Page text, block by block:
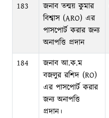
183
জনাব তন্ময় কুমার
বিশ্বাস (ARO) এর
পাসপোর্ট করার জন্য
অনাপত্তি প্রদান
184
জনাব আ.ক.ম
বজলুর রশিদ (RO)
এর পাসপোর্ট করার
জন্য অনাপত্তি
প্রদান।